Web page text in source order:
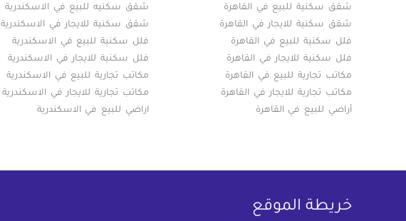
شقق سكنية للبيع في القاهرة
شقق سكنية للايجار في القاهرة
فلل سكنية للبيع في القاهرة
فلل سكنية للايجار في القاهرة
مكاتب تجارية للبيع في القاهرة
مكاتب تجارية للايجار في القاهرة
أراضي للبيع في القاهرة
شقق سكنيه للبيع في الاسكندرية
شقق سكنية للايجار في الاسكندرية
فلل سكنية للبيع في الاسكندرية
فلل سكنية للايجار في الاسكندرية
مكاتب تجارية للبيع في الاسكندرية
مكاتب تجارية للايجار في الاسكندرية
اراضي للبيع في الاسكندرية
خريطة الموقع